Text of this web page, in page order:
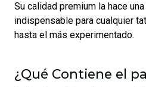
Su calidad premium la hace
indispensable para cualquier
hasta el más experimentado.
¿Qué Contiene el